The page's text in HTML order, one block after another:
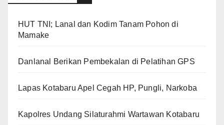
HUT TNI; Lanal dan Kodim Tanam Pohon di
Mamake
Danlanal Berikan Pembekalan di Pelatihan GPS
Lapas Kotabaru Apel Cegah HP, Pungli, Narkoba
Kapolres Undang Silaturahmi Wartawan Kotabaru